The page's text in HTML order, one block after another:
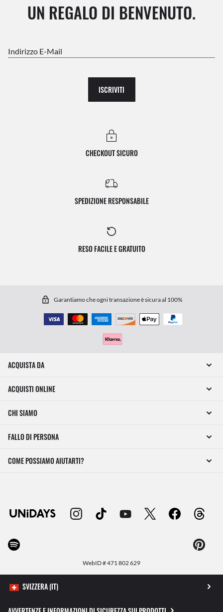
UN REGALO DI BENVENUTO.
Indirizzo E-Mail
ISCRIVITI
CHECKOUT SICURO
SPEDIZIONE RESPONSABILE
RESO FACILE E GRATUITO
Garantiamo che ogni transazione è sicura al 100%
ACQUISTA DA
ACQUISTI ONLINE
CHI SIAMO
FALLO DI PERSONA
COME POSSIAMO AIUTARTI?
WebID #471 802 629